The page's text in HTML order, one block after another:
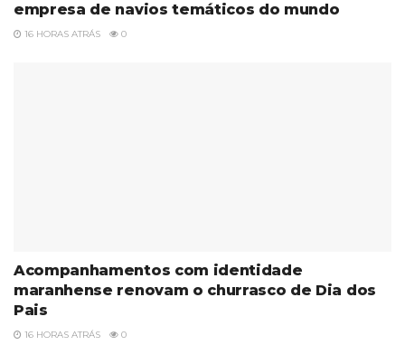
empresa de navios temáticos do mundo
16 HORAS ATRÁS 0
Acompanhamentos com identidade
maranhense renovam o churrasco de Dia dos
Pais
16 HORAS ATRÁS 0